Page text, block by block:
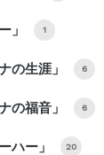
」 1
の生涯」 6
の福音」 6
ハー」 20